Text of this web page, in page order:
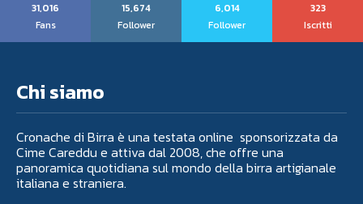
31,016
Fans
15,674
Follower
6,014
Follower
323
Iscritti
Chi siamo
Cronache di Birra è una testata online sponsorizzata da
Cime Careddu e attiva dal 2008, che offre una
panoramica quotidiana sul mondo della birra artigianale
italiana e straniera.